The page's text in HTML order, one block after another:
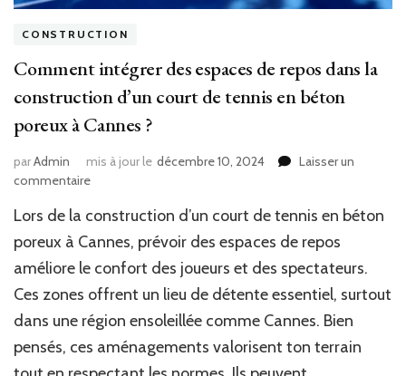
CONSTRUCTION
Comment intégrer des espaces de repos dans la
construction d’un court de tennis en béton
poreux à Cannes ?
parAdmin mis à jour le décembre 10, 2024
Laisser un
commentairesur
intégrer
des
de
repos
dans
la
construction
d’un
Lors de la construction d’un court de tennis en béton
poreux à Cannes, prévoir des espaces de repos
améliore le confort des joueurs et des spectateurs.
Ces zones offrent un lieu de détente essentiel, surtout
dans une région ensoleillée comme Cannes. Bien
pensés, ces aménagements valorisent ton terrain